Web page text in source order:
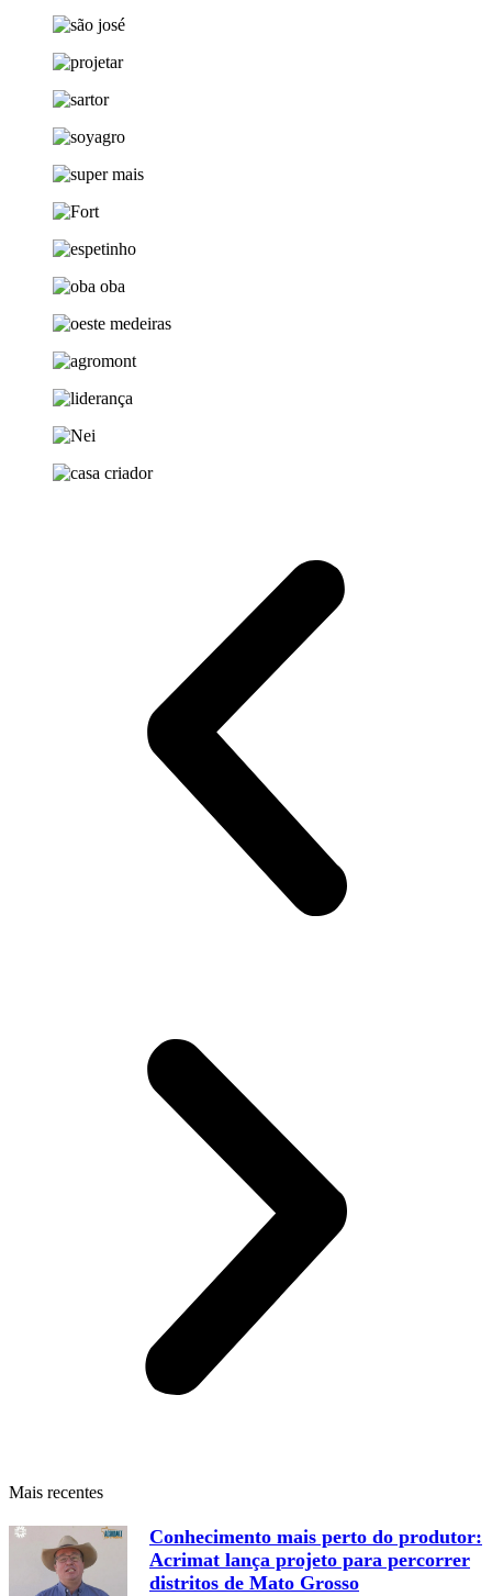
Mais recentes
Conhecimento mais perto do produtor:
Acrimat lança projeto para percorrer
distritos de Mato Grosso